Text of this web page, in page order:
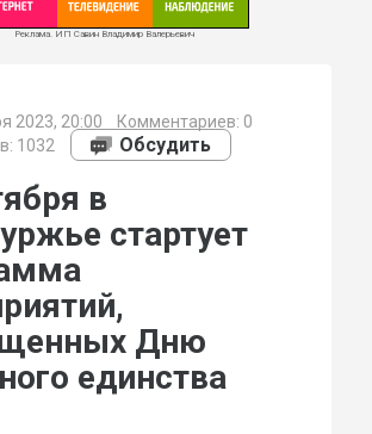
Реклама. ИП Савин Владимир Валерьевич
2023, 20:00 Комментариев: 0
1032
Обсудить
в
стартует
Дню
единства